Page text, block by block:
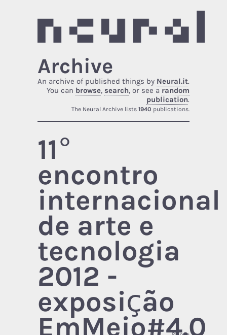
Archive
An archive of published things by Neural.it.
You can browse, search, or see a random
publication.
The Neural Archive lists 1940 publications.
11°
encontro
internacional
de arte e
tecnologia
2012 -
exposição
EmMeio#4.0